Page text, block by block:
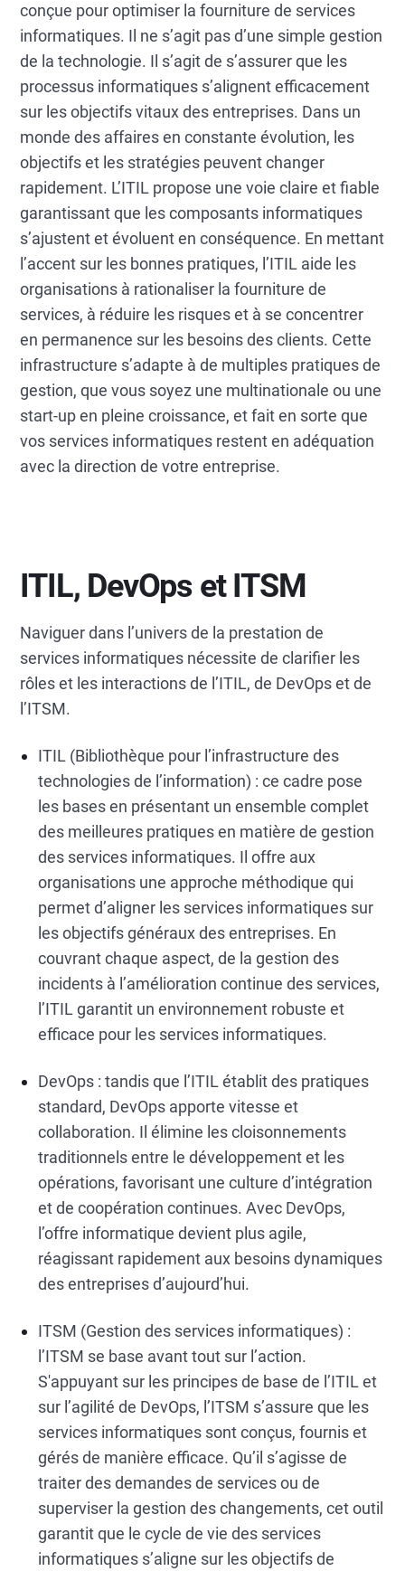
conçue pour optimiser la fourniture de services
informatiques. Il ne s’agit pas d’une simple gestion
de la technologie. Il s’agit de s’assurer que les
processus informatiques s’alignent efficacement
sur les objectifs vitaux des entreprises. Dans un
monde des affaires en constante évolution, les
objectifs et les stratégies peuvent changer
rapidement. L’ITIL propose une voie claire et fiable
garantissant que les composants informatiques
s’ajustent et évoluent en conséquence. En mettant
l’accent sur les bonnes pratiques, l’ITIL aide les
organisations à rationaliser la fourniture de
services, à réduire les risques et à se concentrer
en permanence sur les besoins des clients. Cette
infrastructure s’adapte à de multiples pratiques de
gestion, que vous soyez une multinationale ou une
start-up en pleine croissance, et fait en sorte que
vos services informatiques restent en adéquation
avec la direction de votre entreprise.
ITIL, DevOps et ITSM
Naviguer dans l’univers de la prestation de
services informatiques nécessite de clarifier les
rôles et les interactions de l’ITIL, de DevOps et de
l’ITSM.
ITIL (Bibliothèque pour l’infrastructure des
technologies de l’information) : ce cadre pose
les bases en présentant un ensemble complet
des meilleures pratiques en matière de gestion
des services informatiques. Il offre aux
organisations une approche méthodique qui
permet d’aligner les services informatiques sur
les objectifs généraux des entreprises. En
couvrant chaque aspect, de la gestion des
incidents à l’amélioration continue des services,
l’ITIL garantit un environnement robuste et
efficace pour les services informatiques.
DevOps : tandis que l’ITIL établit des pratiques
standard, DevOps apporte vitesse et
collaboration. Il élimine les cloisonnements
traditionnels entre le développement et les
opérations, favorisant une culture d’intégration
et de coopération continues. Avec DevOps,
l’offre informatique devient plus agile,
réagissant rapidement aux besoins dynamiques
des entreprises d’aujourd’hui.
ITSM (Gestion des services informatiques) :
l’ITSM se base avant tout sur l’action.
S'appuyant sur les principes de base de l’ITIL et
sur l’agilité de DevOps, l’ITSM s’assure que les
services informatiques sont conçus, fournis et
gérés de manière efficace. Qu’il s’agisse de
traiter des demandes de services ou de
superviser la gestion des changements, cet outil
garantit que le cycle de vie des services
informatiques s’aligne sur les objectifs de